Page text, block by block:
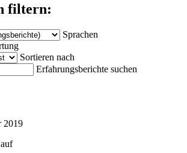
filtern:
Sprachen
Sortieren nach
Erfahrungsberichte suchen
2019